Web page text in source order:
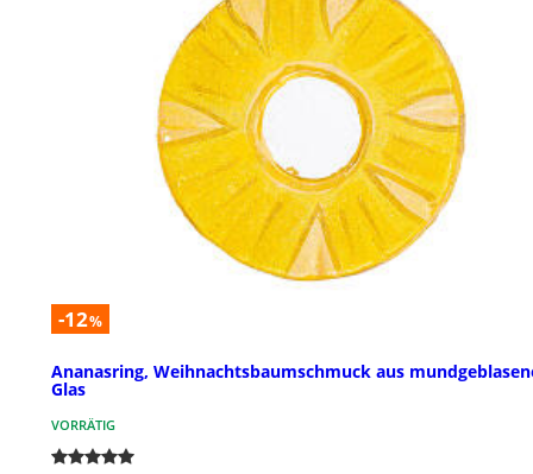
-12%
Ananasring, Weihnachtsbaumschmuck aus
Glas
VORRÄTIG